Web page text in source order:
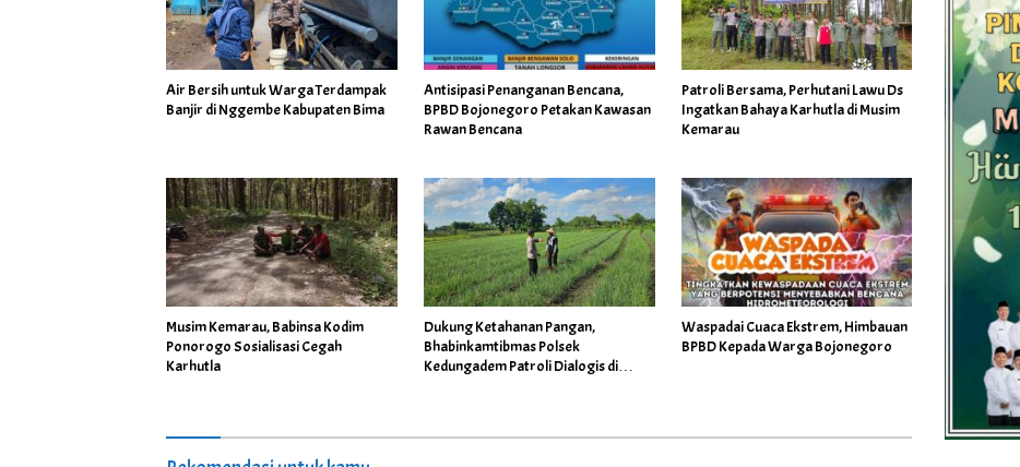
Air Bersih untuk Warga Terdampak
Banjir di Nggembe Kabupaten Bima
Antisipasi Penanganan Bencana,
BPBD Bojonegoro Petakan Kawasan
Rawan Bencana
Patroli Bersama, Perhutani Lawu Ds
Ingatkan Bahaya Karhutla di Musim
Kemarau
Musim Kemarau, Babinsa Kodim
Ponorogo Sosialisasi Cegah
Karhutla
Dukung Ketahanan Pangan,
Bhabinkamtibmas Polsek
Kedungadem Patroli Dialogis di
Waspadai Cuaca Ekstrem, Himbauan
BPBD Kepada Warga Bojonegoro